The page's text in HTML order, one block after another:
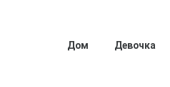
Дом Девочка